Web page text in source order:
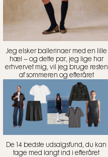
Jeg elsker ballerinaer med en lille
hæl – og dette par, jeg lige har
erhvervet mig, vil jeg bruge resten
af sommeren og efteråret
De 14 bedste udsalgsfund, du kan
tage med langt ind i efteråret